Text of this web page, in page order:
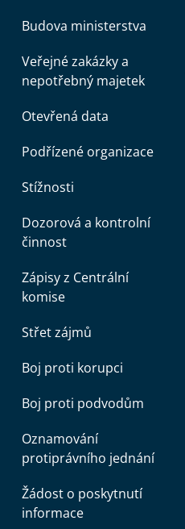
Budova ministerstva
Veřejné zakázky a
nepotřebný majetek
Otevřená data
Podřízené organizace
Stížnosti
Dozorová a kontrolní
činnost
Zápisy z Centrální
komise
Střet zájmů
Boj proti korupci
Boj proti podvodům
Oznamování
protiprávního jednání
Žádost o poskytnutí
informace